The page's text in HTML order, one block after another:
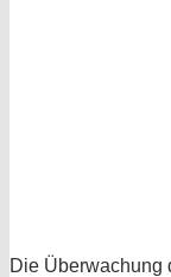
Die Überwachung